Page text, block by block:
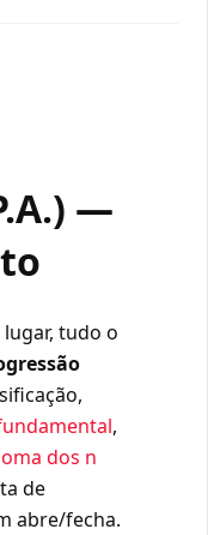
—
tudo o
,
dos n
de
abre/fecha.